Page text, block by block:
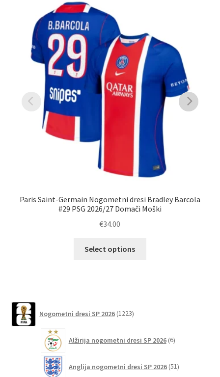
Paris Saint-Germain Nogometni dresi Bradley Barcola
#29 PSG 2026/27 Domači Moški
€34.00
Select options
na
izdelka
Nogometni dresi SP 2026 1223izdelkov
Alžirija nogometni dresi SP 2026 6izdelkov
Anglija nogometni dresi SP 2026 51izdelkov